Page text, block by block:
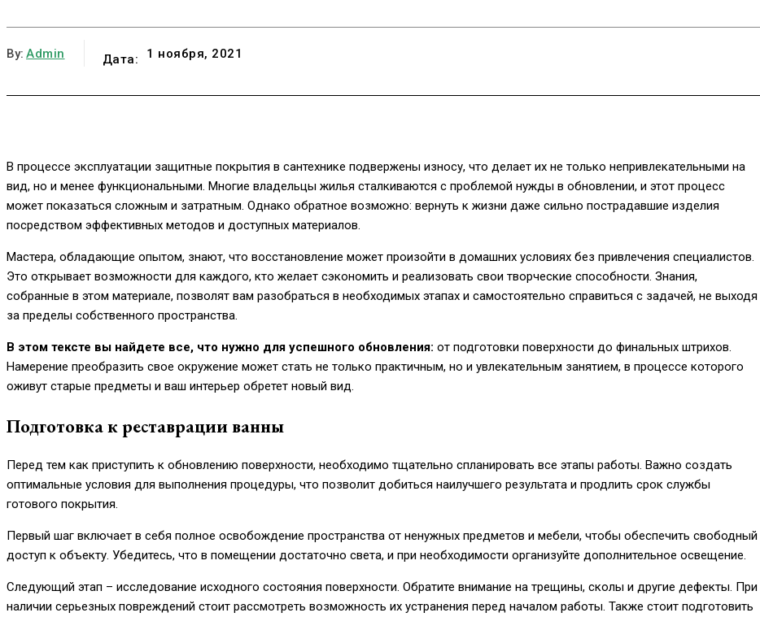
By: Admin Дата: 1 ноября, 2021
В процессе эксплуатации защитные покрытия в сантехнике подвержены износу, что делает их не только непривлекательными на
вид, но и менее функциональными. Многие владельцы жилья сталкиваются с проблемой нужды в обновлении, и этот процесс
может показаться сложным и затратным. Однако обратное возможно: вернуть к жизни даже сильно пострадавшие изделия
посредством эффективных методов и доступных материалов.
Мастера, обладающие опытом, знают, что восстановление может произойти в домашних условиях без привлечения специалистов.
Это открывает возможности для каждого, кто желает сэкономить и реализовать свои творческие способности. Знания,
собранные в этом материале, позволят вам разобраться в необходимых этапах и самостоятельно справиться с задачей, не выходя
за пределы собственного пространства.
В этом тексте вы найдете все, что нужно для успешного обновления: от подготовки поверхности до финальных штрихов.
Намерениe преобразить свое окружение может стать не только практичным, но и увлекательным занятием, в процессе которого
оживут старые предметы и ваш интерьер обретет новый вид.
Подготовка к реставрации ванны
Перед тем как приступить к обновлению поверхности, необходимо тщательно спланировать все этапы работы. Важно создать
оптимальные условия для выполнения процедуры, что позволит добиться наилучшего результата и продлить срок службы
готового покрытия.
Первый шаг включает в себя полное освобождение пространства от ненужных предметов и мебели, чтобы обеспечить свободный
доступ к объекту. Убедитесь, что в помещении достаточно света, и при необходимости организуйте дополнительное освещение.
Следующий этап – исследование исходного состояния поверхности. Обратите внимание на трещины, сколы и другие дефекты. При
наличии серьезных повреждений стоит рассмотреть возможность их устранения перед началом работы. Также стоит подготовить